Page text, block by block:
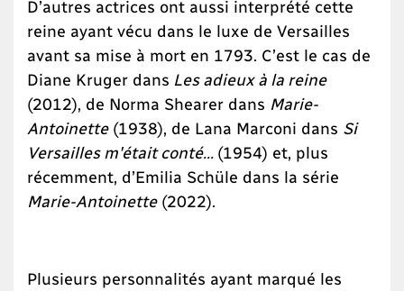
D’autres actrices ont aussi interprété cette
reine ayant vécu dans le luxe de Versailles
avant sa mise à mort en 1793. C’est le cas de
Diane Kruger dans Les adieux à la reine
(2012), de Norma Shearer dans Marie-
Antoinette(1938), de Lana Marconi dans Si
Versailles m'était conté... (1954) et, plus
récemment, d’Emilia Schüle dans la série
Marie-Antoinette(2022).
Plusieurs personnalités ayant marqué les